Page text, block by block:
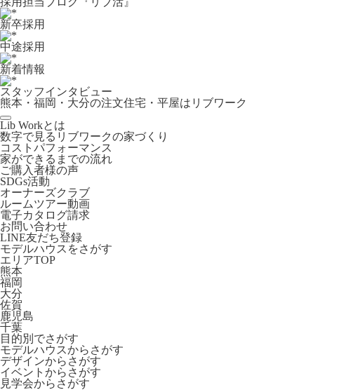
新卒採用
中途採用
新着情報
スタッフインタビュー
熊本・福岡・大分の注文住宅・平屋はリブワーク
Lib Workとは
数字で見るリブワークの家づくり
コストパフォーマンス
家ができるまでの流れ
ご購入者様の声
SDGs活動
オーナーズクラブ
ルームツアー動画
電子カタログ請求
お問い合わせ
LINE友だち登録
モデルハウスをさがす
エリアTOP
熊本
福岡
大分
佐賀
鹿児島
千葉
目的別でさがす
モデルハウスからさがす
デザインからさがす
イベントからさがす
見学会からさがす